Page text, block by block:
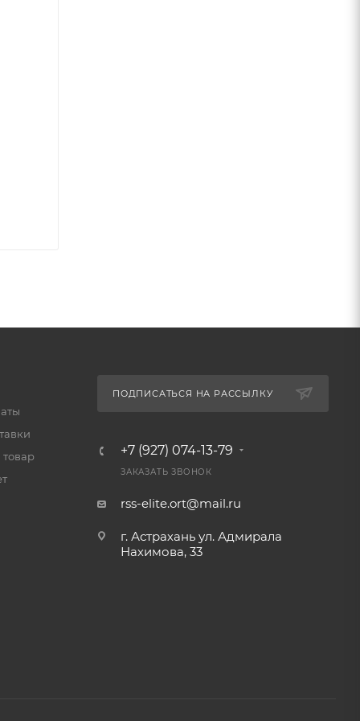
ПОДПИСАТЬСЯ НА РАССЫЛКУ
+7 (927) 074-13-79
ЗАКАЗАТЬ ЗВОНОК
rss-elite.ort@mail.ru
г. Астрахань ул. Адмирала
Нахимова, 33